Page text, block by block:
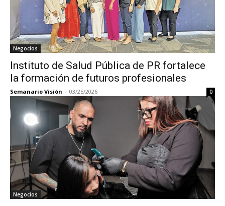
Negocios
Instituto de Salud Pública de PR fortalece
la formación de futuros profesionales
Semanario Visión - 03/25/2026 0
Negocios